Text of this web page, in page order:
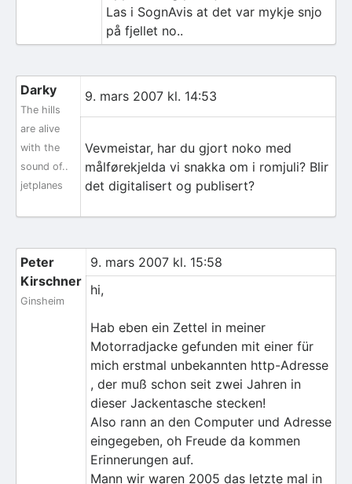
Las i SognAvis at det var mykje snjo
på fjellet no..
Darky
The hills
are alive
with the
sound of..
jetplanes
9. mars 2007 kl. 14:53
Vevmeistar, har du gjort noko med
målførekjelda vi snakka om i romjuli? Blir
det digitalisert og publisert?
Peter
Kirschner
Ginsheim
9. mars 2007 kl. 15:58
hi,
Hab eben ein Zettel in meiner
Motorradjacke gefunden mit einer für
mich erstmal unbekannten http-Adresse
, der muß schon seit zwei Jahren in
dieser Jackentasche stecken!
Also rann an den Computer und Adresse
eingegeben, oh Freude da kommen
Erinnerungen auf.
Mann wir waren 2005 das letzte mal in